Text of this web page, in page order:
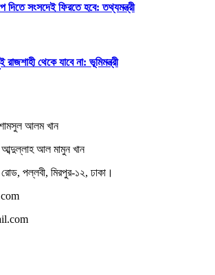
দিতে সংসদেই ফিরতে হবে: তথ্যমন্ত্রী
থেকে যাবে না: ভূমিমন্ত্রী
আলম খান
আল মামুন খান
পল্লবী, মিরপুর-১২, ঢাকা।